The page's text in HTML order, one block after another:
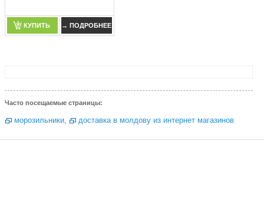
КУПИТЬ → ПОДРОБНЕЕ
Часто посещаемые страницы:
морозильники, доставка в молдову из интернет магазинов